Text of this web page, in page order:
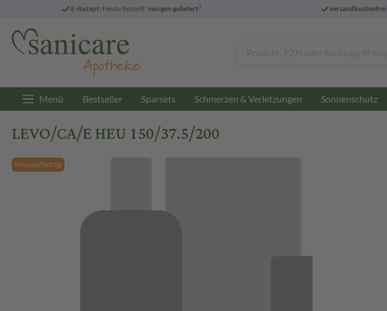
E-Rezept: Heute bestellt, morgen geliefert3 versandkostenfrei
Menü Bestseller Sparsets Schmerzen & Verletzungen Sonnenschutz
LEVO/CA/E HEU 150/37.5/200
Rezeptpflichtig